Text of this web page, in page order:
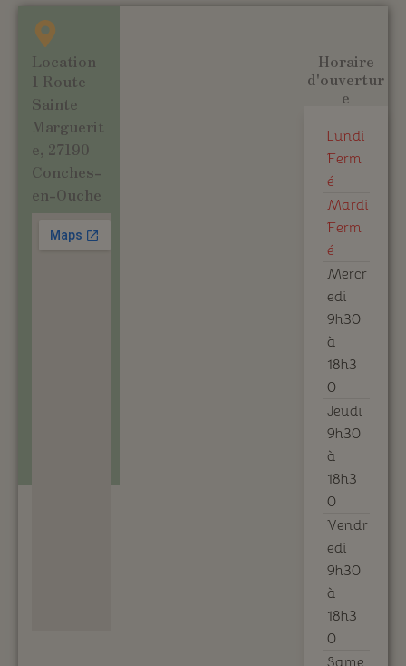
Location
1 Route
Sainte
Marguerit
e, 27190
Conches-
en-Ouche
Horaire
d'ouvertur
e
Lundi
Ferm
é
Mardi
Ferm
é
Mercr
edi
9h30
à
18h3
0
Jeudi
9h30
à
18h3
0
Vendr
edi
9h30
à
18h3
0